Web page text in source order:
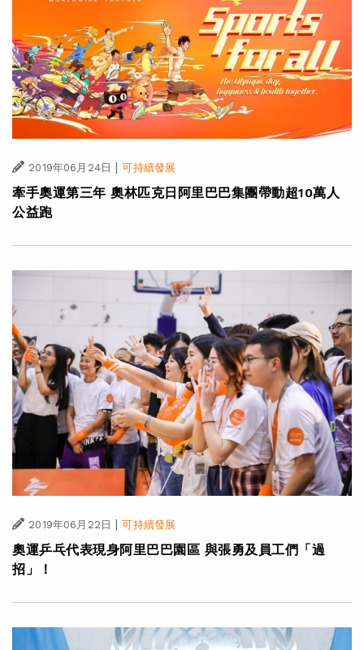
2019年06月24日 | 可持續發展
牽手奧運第三年 奧林匹克日阿里巴巴集團帶動超10萬人
公益跑
2019年06月22日 | 可持續發展
奧運乒乓代表現身阿里巴巴園區 與張勇及員工們「過
招」！